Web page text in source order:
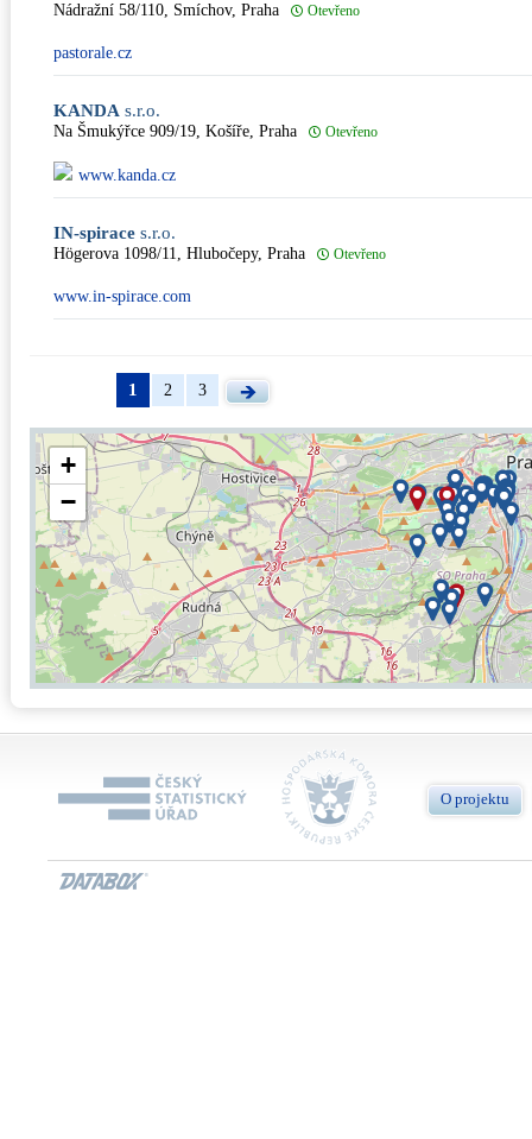
Nádražní 58/110, Smíchov, Praha Otevřeno
pastorale.cz
KANDA s.r.o.
Na Šmukýřce 909/19, Košíře, Praha Otevřeno
www.kanda.cz
IN-spirace s.r.o.
Högerova 1098/11, Hlubočepy, Praha Otevřeno
www.in-spirace.com
1 2 3
+
−
O projektu